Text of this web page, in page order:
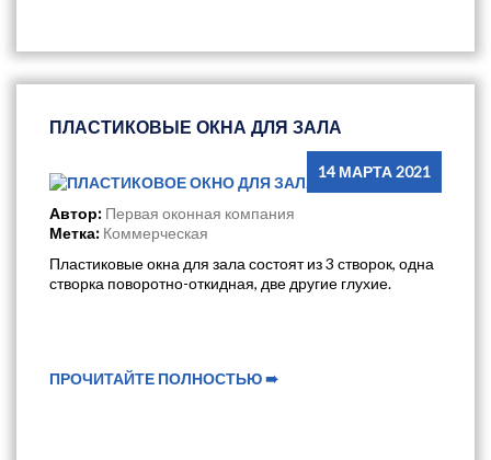
ПЛАСТИКОВЫЕ ОКНА ДЛЯ ЗАЛА
14 МАРТА 2021
Автор: Первая оконная компания
Метка: Коммерческая
Пластиковые окна для зала состоят из 3 створок, одна
створка поворотно-откидная, две другие глухие.
ПРОЧИТАЙТЕ ПОЛНОСТЬЮ ➠